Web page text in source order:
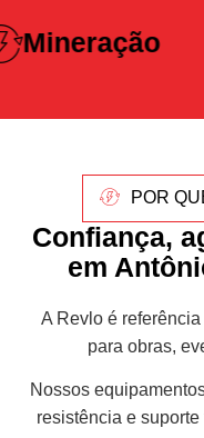
Saneamento
POR
Confiança,
em
A Revlo é
para obras,
Nossos
resistência e